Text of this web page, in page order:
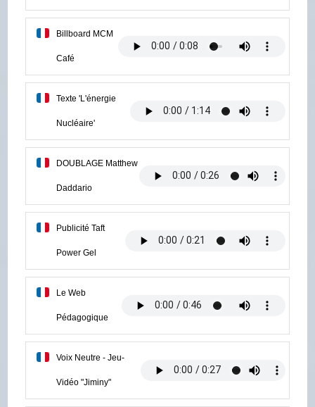
Billboard MCM
Café
Texte 'L'énergie
Nucléaire'
DOUBLAGE Matthew
Daddario
Publicité Taft
Power Gel
Le Web
Pédagogique
Voix Neutre - Jeu-
Vidéo "Jiminy"